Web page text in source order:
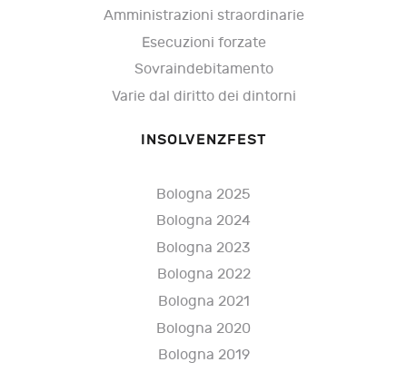
Amministrazioni straordinarie
Esecuzioni forzate
Sovraindebitamento
Varie dal diritto dei dintorni
INSOLVENZFEST
Bologna 2025
Bologna 2024
Bologna 2023
Bologna 2022
Bologna 2021
Bologna 2020
Bologna 2019